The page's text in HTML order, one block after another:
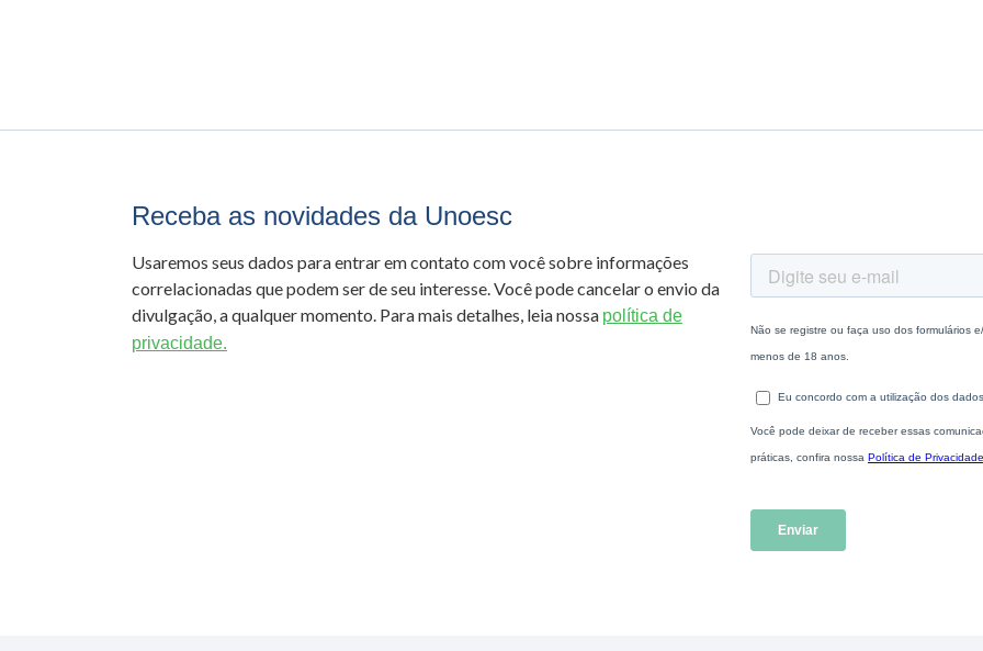
Receba as novidades da Unoesc
Usaremos seus dados para entrar em contato com você sobre informações
correlacionadas que podem ser de seu interesse. Você pode cancelar o envio da
divulgação, a qualquer momento. Para mais detalhes, leia nossa política de
privacidade.